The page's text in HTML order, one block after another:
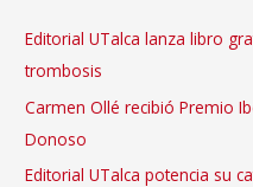
Editorial UTalca lanza libro
trombosis
Carmen Ollé recibió Premio
Donoso
Editorial UTalca potencia su